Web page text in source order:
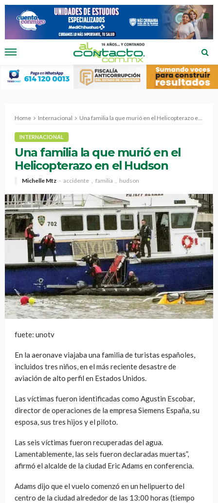
Home Internacional Una familia la que murió en el Helicopterazo en el Hudson
INTERNACIONAL
Una familia la que murió en el
Helicopterazo en el Hudson
Michelle Mtz accidente familia hudson
fuete: unotv
En la aeronave viajaba una familia de turistas españoles,
incluidos tres niños, en el más reciente desastre de
aviación de alto perfil en Estados Unidos.
Las víctimas fueron identificadas como Agustin Escobar,
director de operaciones de la empresa Siemens España, su
esposa, sus tres hijos y el piloto.
Las seis víctimas fueron recuperadas del agua.
Lamentablemente, las seis fueron declaradas muertas”,
afirmó el alcalde de la ciudad Eric Adams en conferencia.
Adams dijo que el vuelo comenzó en un helipuerto del
centro de la ciudad alrededor de las 13:00 horas (tiempo